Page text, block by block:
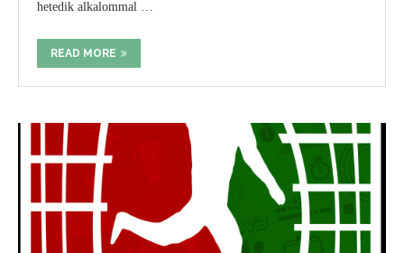
hetedik alkalommal …
READ MORE